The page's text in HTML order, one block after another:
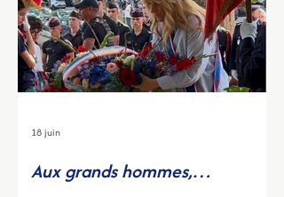
Aux grands hommes,
18 juin